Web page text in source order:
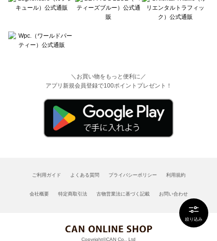
絞り込み
＼お買い物をもっと便利に／
アプリ新規会員登録で100ポイントプレゼント！
ご利用ガイド よくある質問 プライバシーポリシー 利用規約
会社概要 特定商取引法 古物営業法に基づく記載 お問い合わせ
Copyright©CAN Co., Ltd